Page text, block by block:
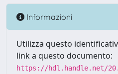
Informazioni
Utilizza questo
link a questo documento:
https://hdl.handle.net/